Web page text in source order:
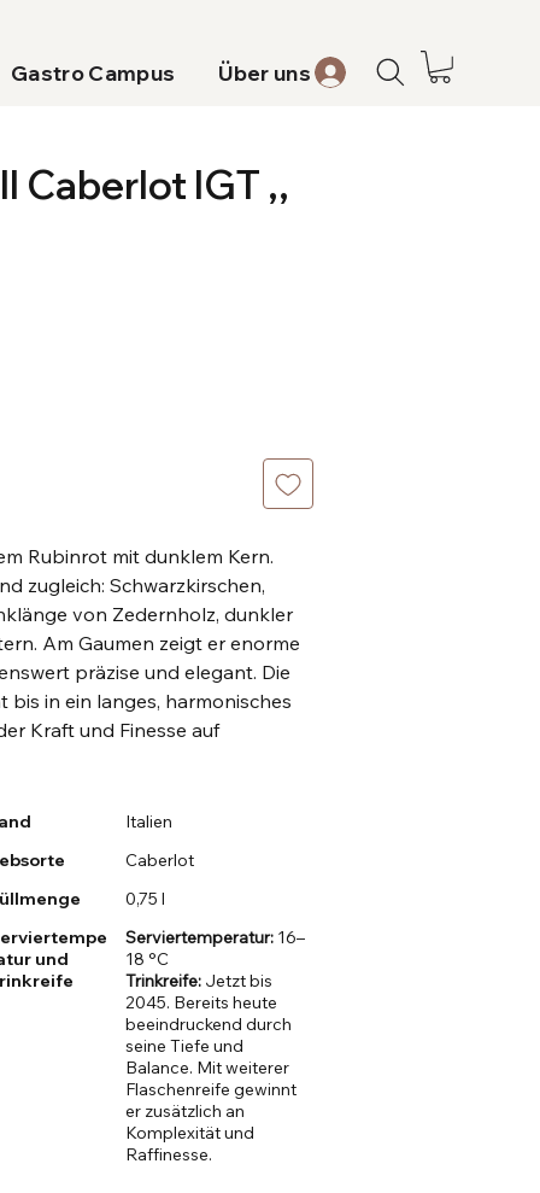
Gastro Campus Über uns
Caberlot IGT ,,
Rubinrot mit dunklem Kern.
zugleich: Schwarzkirschen,
von Zedernholz, dunkler
Am Gaumen zeigt er enorme
präzise und elegant. Die
bis in ein langes, harmonisches
Kraft und Finesse auf
Italien
Caberlot
0,75 l
und
Serviertemperatur: 16–
18 °C
Trinkreife: Jetzt bis
2045. Bereits heute
beeindruckend durch
seine Tiefe und
Balance. Mit weiterer
Flaschenreife gewinnt
er zusätzlich an
Komplexität und
Raffinesse.